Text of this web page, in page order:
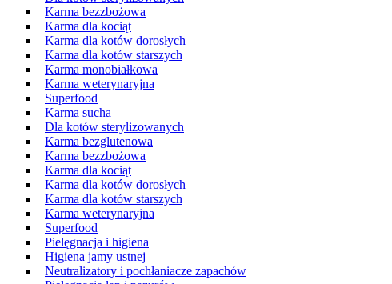
Karma bezzbożowa
Karma dla kociąt
Karma dla kotów dorosłych
Karma dla kotów starszych
Karma monobiałkowa
Karma weterynaryjna
Superfood
Karma sucha
Dla kotów sterylizowanych
Karma bezglutenowa
Karma bezzbożowa
Karma dla kociąt
Karma dla kotów dorosłych
Karma dla kotów starszych
Karma weterynaryjna
Superfood
Pielęgnacja i higiena
Higiena jamy ustnej
Neutralizatory i pochłaniacze zapachów